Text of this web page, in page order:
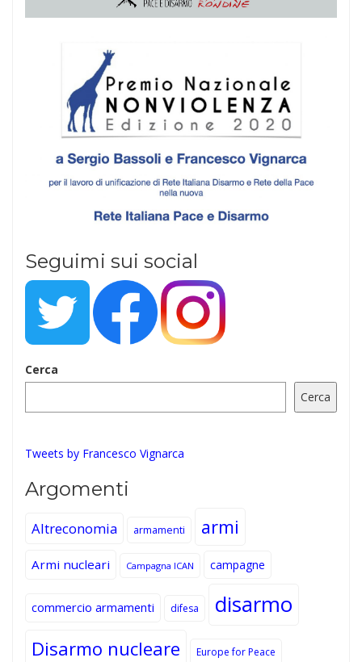
Seguimi sui social
Cerca
Cerca
Tweets by Francesco Vignarca
Argomenti
Altreconomia armamenti armi
Armi nucleari Campagna ICAN campagne
commercio armamenti difesa disarmo
Disarmo nucleare Europe for Peace